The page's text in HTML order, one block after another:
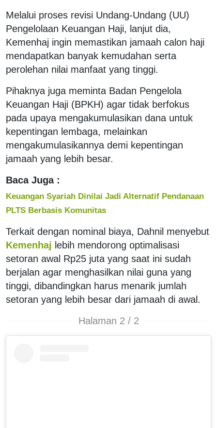
Melalui proses revisi Undang-Undang (UU)
Pengelolaan Keuangan Haji, lanjut dia,
Kemenhaj ingin memastikan jamaah calon haji
mendapatkan banyak kemudahan serta
perolehan nilai manfaat yang tinggi.
Pihaknya juga meminta Badan Pengelola
Keuangan Haji (BPKH) agar tidak berfokus
pada upaya mengakumulasikan dana untuk
kepentingan lembaga, melainkan
mengakumulasikannya demi kepentingan
jamaah yang lebih besar.
Baca Juga :
Keuangan Syariah Dinilai Jadi Alternatif Pendanaan
PLTS Berbasis Komunitas
Terkait dengan nominal biaya, Dahnil menyebut
Kemenhaj lebih mendorong optimalisasi
setoran awal Rp25 juta yang saat ini sudah
berjalan agar menghasilkan nilai guna yang
tinggi, dibandingkan harus menarik jumlah
setoran yang lebih besar dari jamaah di awal.
Halaman 2 / 2